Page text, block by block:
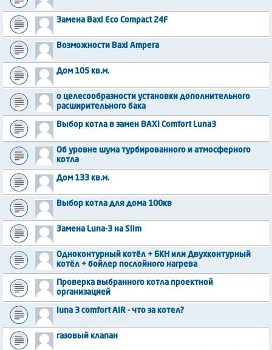
Замена Baxi Eco Compact 24F
Возможности Baxi Ampera
Дом 105 кв.м.
о целесообразности установки дополнительного
расширительного бака
Выбор котла в замен BAXI Comfort Luna3
Об уровне шума турбированного и атмосферного
котла
Дом 133 кв.м.
Выбор котла для дома 100кв
Замена Luna-3 на Slim
Одноконтурный котёл + БКН или Двухконтурный
котёл + бойлер послойного нагрева
Проверка выбранного котла проектной
организацией
luna 3 comfort AIR - что за котел?
газовый клапан